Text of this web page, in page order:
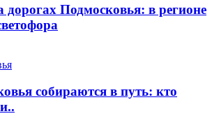
дорогах Подмосковья: в регионе
собираются в путь: кто